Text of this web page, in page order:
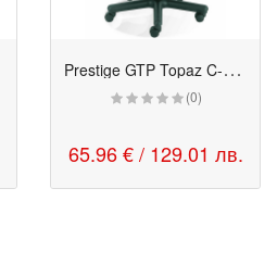
P
restige GTP Topaz C-U син
(0)
65.96 € / 129.01 лв.